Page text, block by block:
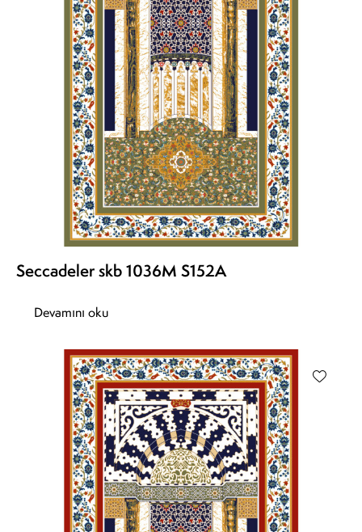
Seccadeler skb 1036M S152A
Devamını oku